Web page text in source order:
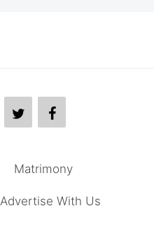
Matrimony
Advertise With Us